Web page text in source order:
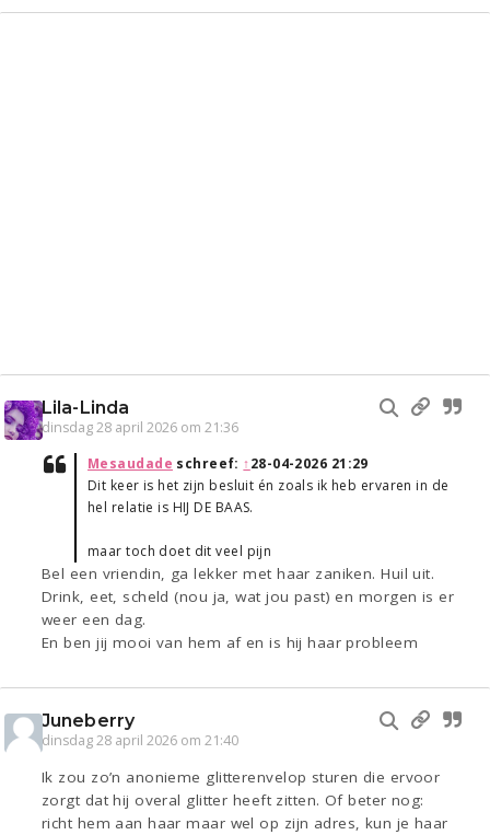
Lila-Linda
dinsdag 28 april 2026 om 21:36
Mesaudade schreef: ↑28-04-2026 21:29
Dit keer is het zijn besluit én zoals ik heb ervaren in de
hel relatie is HIJ DE BAAS.
maar toch doet dit veel pijn
Bel een vriendin, ga lekker met haar zaniken. Huil uit.
Drink, eet, scheld (nou ja, wat jou past) en morgen is er
weer een dag.
En ben jij mooi van hem af en is hij haar probleem
Juneberry
dinsdag 28 april 2026 om 21:40
Ik zou zo’n anonieme glitterenvelop sturen die ervoor
zorgt dat hij overal glitter heeft zitten. Of beter nog:
richt hem aan haar maar wel op zijn adres, kun je haar